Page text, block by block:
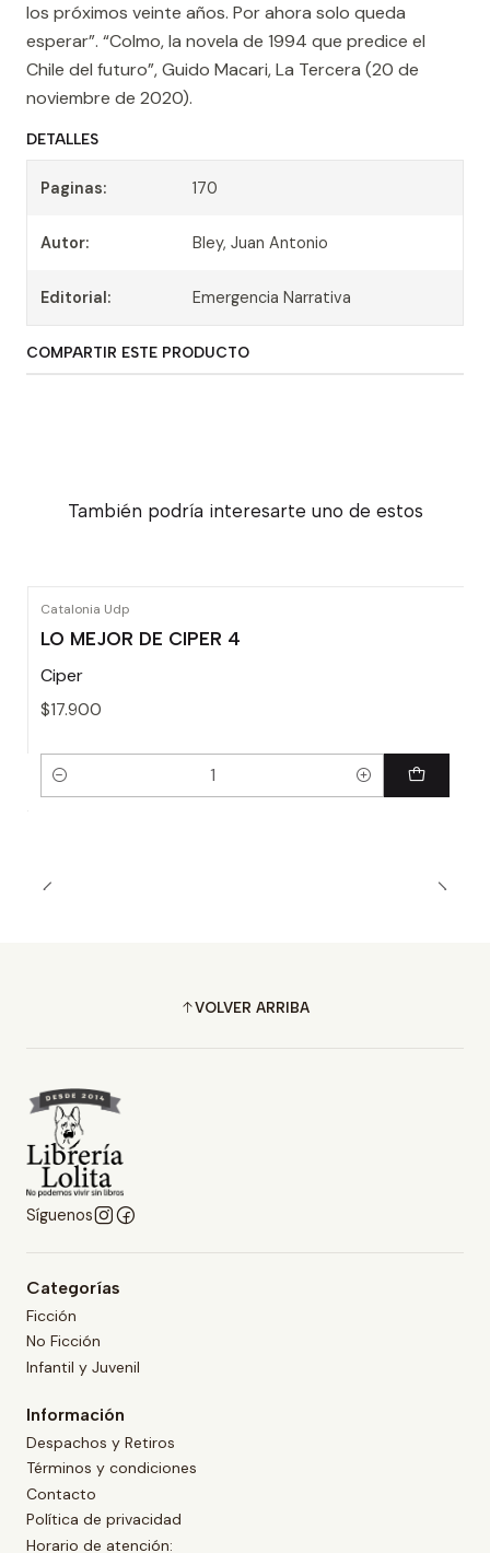
los próximos veinte años. Por ahora solo queda
esperar”. “Colmo, la novela de 1994 que predice el
Chile del futuro”, Guido Macari, La Tercera (20 de
noviembre de 2020).
DETALLES
Paginas: 170
Autor: Bley, Juan Antonio
Editorial: Emergencia Narrativa
COMPARTIR ESTE PRODUCTO
También podría interesarte uno de estos
Catalonia Udp
LO MEJOR DE CIPER 4
Ciper
$17.900
Cantidad
VOLVER ARRIBA
Síguenos
Categorías
Ficción
No Ficción
Infantil y Juvenil
Información
Despachos y Retiros
Términos y condiciones
Contacto
Política de privacidad
Horario de atención: